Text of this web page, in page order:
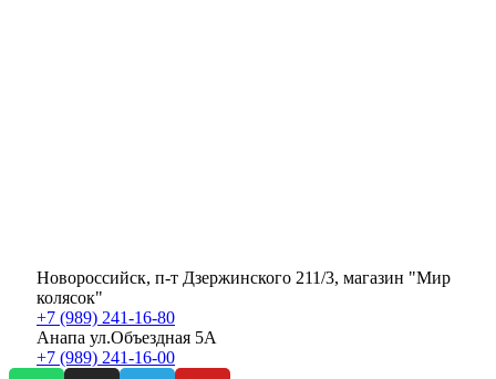
Новороссийск, п-т Дзержинского 211/3, магазин "Мир
колясок"
+7 (989) 241-16-80
Анапа ул.Объездная 5А
+7 (989) 241-16-00